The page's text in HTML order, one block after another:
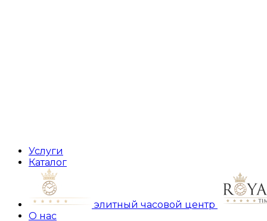
Услуги
Каталог
элитный часовой центр
О нас